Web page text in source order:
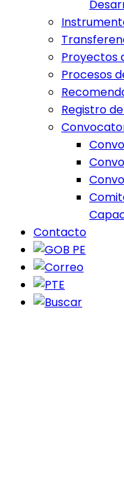
Proyectos
Procesos
Registro
Contacto